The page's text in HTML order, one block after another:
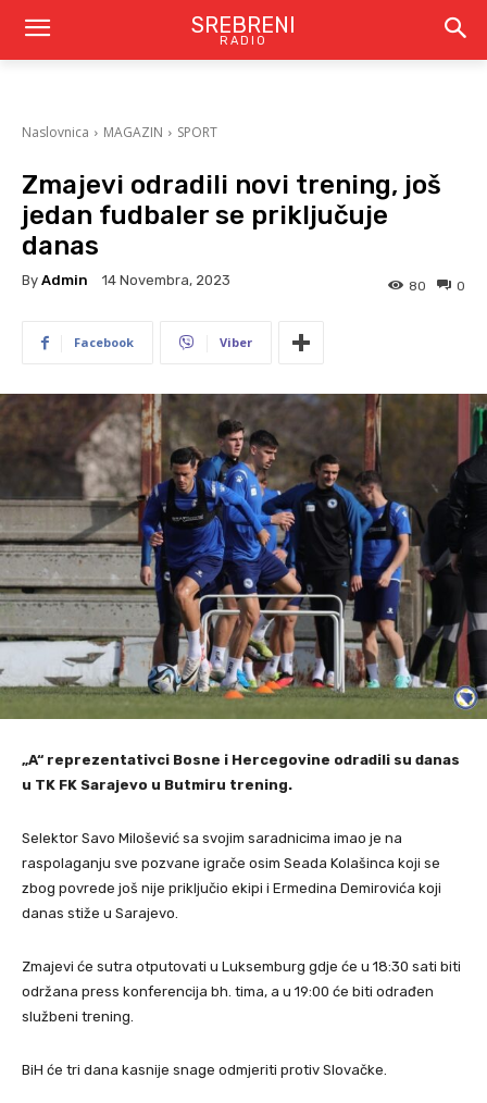
SREBRENI
RADIO
Naslovnica MAGAZIN SPORT
Zmajevi odradili novi trening, još
jedan fudbaler se priključuje
danas
By Admin 14 Novembra, 2023 0
80
Facebook Viber
„A“ reprezentativci Bosne i Hercegovine odradili su danas
u TK FK Sarajevo u Butmiru trening.
Selektor Savo Milošević sa svojim saradnicima imao je na
raspolaganju sve pozvane igrače osim Seada Kolašinca koji se
zbog povrede još nije priključio ekipi i Ermedina Demirovića koji
danas stiže u Sarajevo.
Zmajevi će sutra otputovati u Luksemburg gdje će u 18:30 sati biti
održana press konferencija bh. tima, a u 19:00 će biti odrađen
službeni trening.
BiH će tri dana kasnije snage odmjeriti protiv Slovačke.